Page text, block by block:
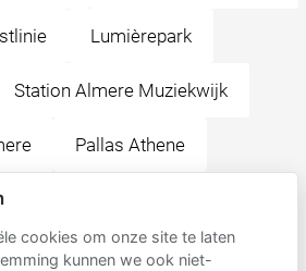
Lumièrepark
Station Almere Muziekwijk
Pallas Athene
cookies om onze site te laten
kunnen we ook niet-